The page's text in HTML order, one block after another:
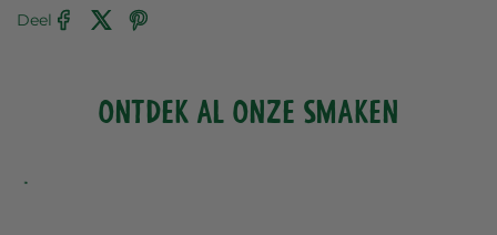
Deel
ONTDEK AL ONZE SMAKEN